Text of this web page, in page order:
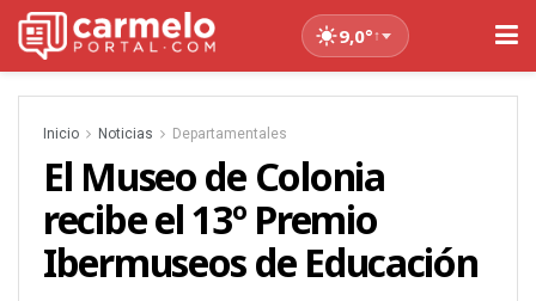
9,0°↑
Inicio Noticias Departamentales
El Museo de Colonia
recibe el 13º Premio
Ibermuseos de Educación